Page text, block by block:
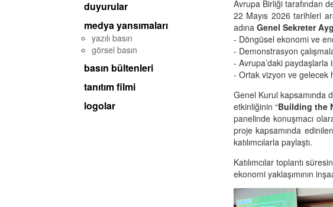
duyurular
medya yansımaları
yazılı basın
görsel basın
basın bültenleri
tanıtım filmi
logolar
Avrupa Birliği tarafından
22 Mayıs 2026 tarihleri
adına Genel Sekreter
- Döngüsel ekonomi ve
- Demonstrasyon
- Avrupa’daki paydaşlarla
- Ortak vizyon ve gelecek
Genel Kurul kapsamında
etkinliğinin “Building the
panelinde konuşmacı
proje kapsamında
katılımcılarla paylaştı.
Katılımcılar toplantı
ekonomi yaklaşımının